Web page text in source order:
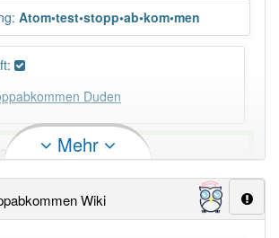
: Atom•test•stopp•ab•kom•men
Duden
2
10
Mehr
Wiki